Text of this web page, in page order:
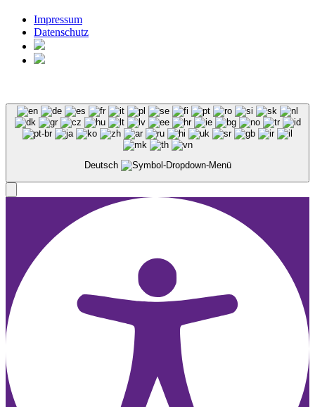
Impressum
Datenschutz
Deutsch